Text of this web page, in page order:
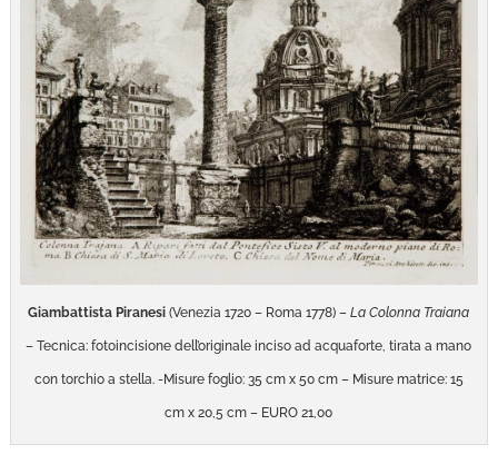
Giambattista Piranesi (Venezia 1720 – Roma 1778) –La Colonna Traiana
– Tecnica: fotoincisione dell’originale inciso ad acquaforte, tirata a mano
con torchio a stella. -Misure foglio: 35 cm x 50 cm – Misure matrice: 15
cm x 20,5 cm – EURO 21,00